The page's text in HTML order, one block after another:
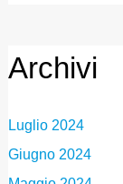
Archivi
Luglio 2024
Giugno 2024